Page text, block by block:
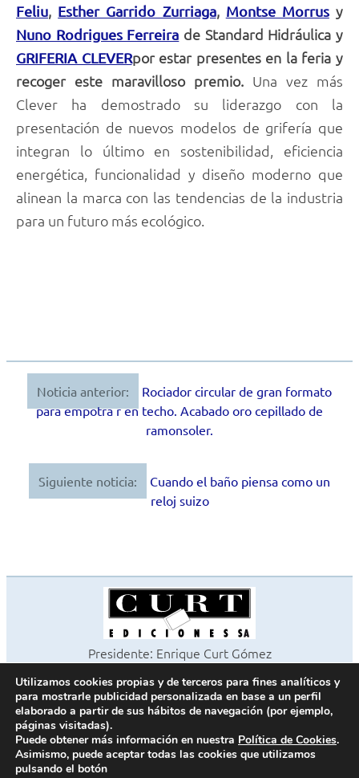
Feliu, Esther Garrido Zurriaga, Montse Morrusy
Nuno Rodrigues Ferreira de Standard Hidráulica y
GRIFERIA CLEVERpor estar presentes en la feria y
recoger este maravilloso premio. Una vez más
Clever ha demostrado su liderazgo con la
presentación de nuevos modelos de grifería que
integran lo último en sostenibilidad, eficiencia
energética, funcionalidad y diseño moderno que
alinean la marca con las tendencias de la industria
para un futuro más ecológico.
Navegación
Noticia anterior:
Rociador circular de gran formato
para empotra r en techo. Acabado oro cepillado de
ramonsoler.
Siguiente noticia:
Cuando el baño piensa como un
reloj suizo
Presidente: Enrique Curt Gómez
©2026 Revista Cocinas y Baños
Todos los derechos reservados
Paseo de Gracia, 63. 1º 2ª. 08008 Barcelona -
Fax 933 183 505
Utilizamos cookies propias y de terceros para fines analíticos y
para mostrarle publicidad personalizada en base a un perfil
elaborado a partir de sus hábitos de navegación (por ejemplo,
páginas visitadas).
Puede obtener más información en nuestra Política de Cookies.
Asimismo, puede aceptar todas las cookies que utilizamos
pulsando el botón